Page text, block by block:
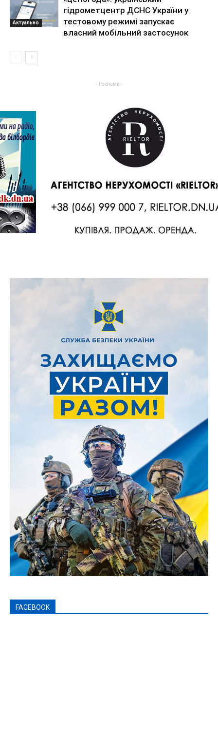
Актуально
гідрометцентр ДСНС України у
тестовому режимі запускає
власний мобільний застосунок
- Реклама -
FACEBOOK